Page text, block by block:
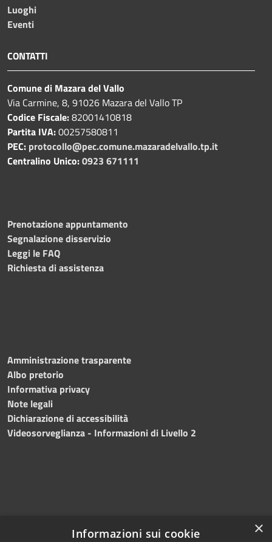
Luoghi
Eventi
CONTATTI
Comune di Mazara del Vallo
Via Carmine, 8, 91026 Mazara del Vallo TP
Codice Fiscale:82001410818
Partita IVA:00257580811
PEC: protocollo@pec.comune.mazaradelvallo.tp.it
Centralino Unico:0923 671111
Prenotazione appuntamento
Segnalazione disservizio
Leggi le FAQ
Richiesta di assistenza
Amministrazione trasparente
Albo pretorio
Informativa privacy
Note legali
Dichiarazione di accessibilità
Videosorveglianza - Informazioni di Livello 2
×
Informazioni sui cookie